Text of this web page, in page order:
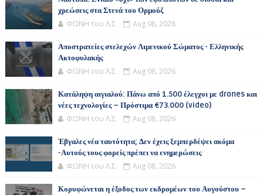
χρεώσεις στα Στενά του Ορμούζ
ΦΩΝΗ του Λ.Σ. Aug 08, 2026
Αποστρατείες στελεχών Λιμενικού Σώματος - Ελληνικής
Ακτοφυλακής
ΦΩΝΗ του Λ.Σ. Aug 08, 2026
Κατάληψη αιγιαλού: Πάνω από 1.500 έλεγχοι με drones και
νέες τεχνολογίες – Πρόστιμα €73.000 (video)
ΦΩΝΗ του Λ.Σ. Aug 08, 2026
Έβγαλες νέα ταυτότητα; Δεν έχεις ξεμπερδέψει ακόμα
-Αυτούς τους φορείς πρέπει να ενημερώσεις
ΦΩΝΗ του Λ.Σ. Aug 08, 2026
Κορυφώνεται η έξοδος των εκδρομέων του Αυγούστου –